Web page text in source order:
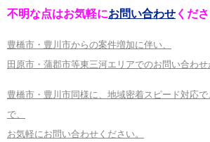
不明な点はお気軽にお問い合わせ くだ
豊橋市・豊川市からの案件増加に伴い、
田原市・蒲郡市等東三河エリアでのお問い合わせ
豊橋市・豊川市同様に、地域密着スピード対応
で、
お気軽にお問い合わせください。